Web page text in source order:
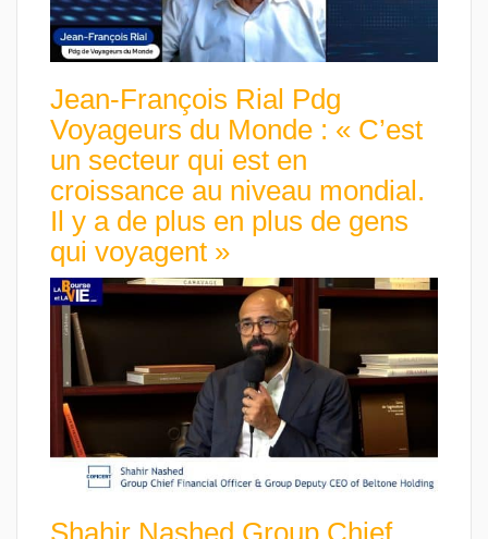
Jean-François Rial Pdg
Voyageurs du Monde : « C’est
un secteur qui est en
croissance au niveau mondial.
Il y a de plus en plus de gens
qui voyagent »